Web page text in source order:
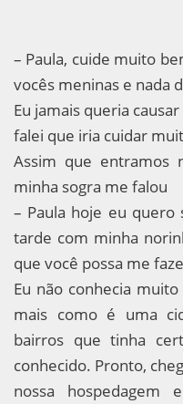
– Paula, cuide muito
vocês meninas e nada
Eu jamais queria
falei que iria cuidar
Assim que entramos
minha sogra me falou
– Paula hoje eu
tarde com minha
que você possa me
Eu não conhecia
mais como é uma
bairros que tinha
conhecido. Pronto,
nossa